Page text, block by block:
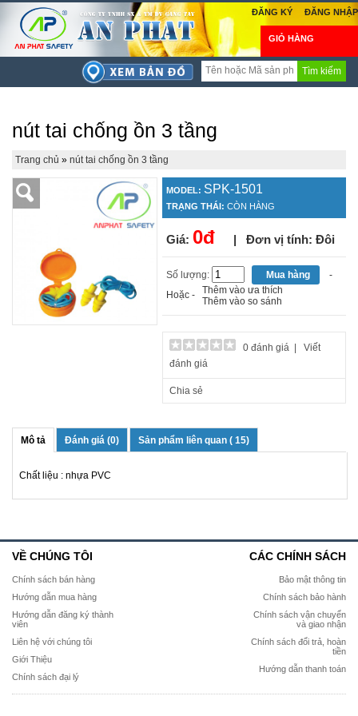
GIỎ HÀNG
ĐĂNG NHẬP
ĐĂNG KÝ
Tìm kiếm
nút tai chống ồn 3 tầng
Trang chủ»nút tai chống ồn 3 tầng
MODEL: SPK-1501
TRẠNG THÁI: CÒN HÀNG
Giá: 0đ | Đơn vị tính: Đôi
Số lượng:
-
Hoặc -
Thêm vào ưa thích
Thêm vào so sánh
0 đánh giá
Viết
đánh giá
Chia sẻ
Mô tả Đánh giá (0) Sản phẩm liên quan ( 15)
Chất liệu : nhựa PVC
VỀ CHÚNG TÔI
Chính sách bán hàng
Hướng dẫn mua hàng
Hướng dẫn đăng ký thành
viên
Liên hệ với chúng tôi
Giới Thiệu
Chính sách đại lý
CÁC CHÍNH SÁCH
Bảo mật thông tin
Chính sách bảo hành
Chính sách vận chuyển
và giao nhận
Chính sách đổi trả, hoàn
tiền
Hướng dẫn thanh toán